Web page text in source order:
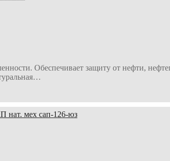
Обеспечивает защиту от нефти,